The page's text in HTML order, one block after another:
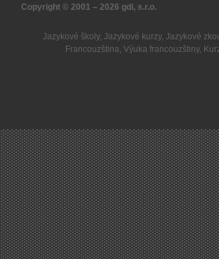
Copyright © 2001 – 2026 gdi, s.r.o.
Jazykové školy, Jazykové kurzy, Jazykové
Francouzština,Výuka francouzštiny,